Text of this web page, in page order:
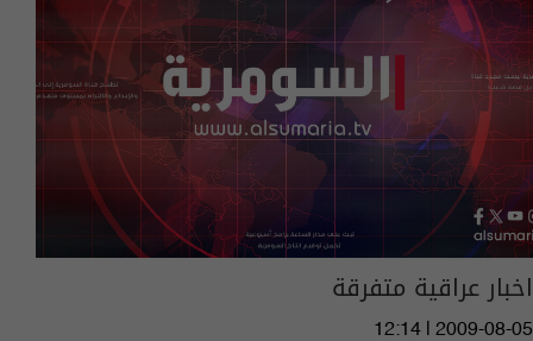
اخبار عراقية متفرقة
12:14 | 2009-08-05